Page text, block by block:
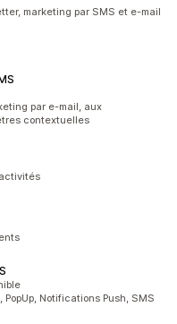
marketing par SMS et e-mail
par e-mail, aux
contextuelles
Notifications Push, SMS